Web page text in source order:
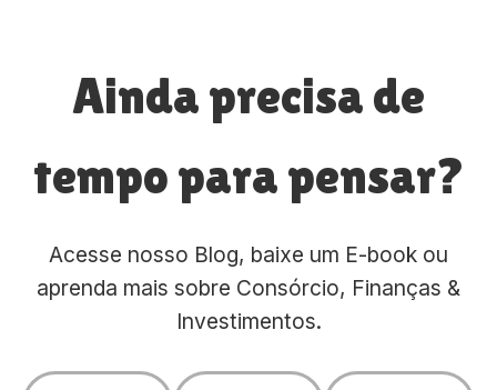
Ainda precisa de
tempo para pensar?
Acesse nosso Blog, baixe um E-book ou
aprenda mais sobre Consórcio, Finanças &
Investimentos.